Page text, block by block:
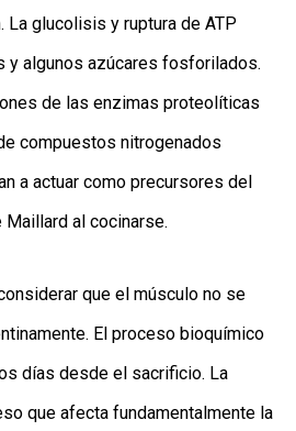
La glucolisis y ruptura de ATP
y algunos azúcares fosforilados.
de las enzimas proteolíticas
compuestos nitrogenados
a actuar como precursores del
Maillard al cocinarse.
que el músculo no se
El proceso bioquímico
días desde el sacrificio. La
que afecta fundamentalmente la